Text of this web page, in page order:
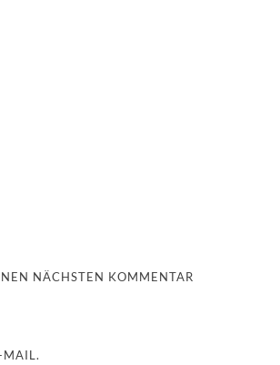
NÄCHSTEN KOMMENTAR
MAIL.